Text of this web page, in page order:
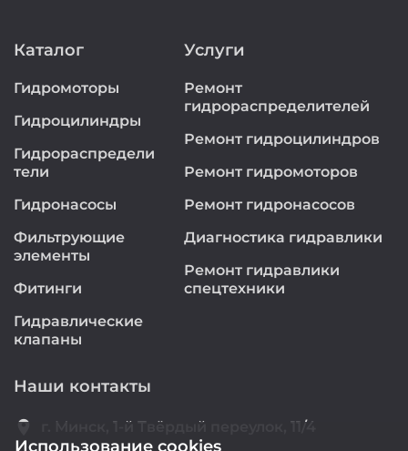
Каталог
Гидромоторы
Гидроцилиндры
Гидрораспредели
тели
Гидронасосы
Фильтрующие
элементы
Фитинги
Гидравлические
клапаны
Услуги
Ремонт
гидрораспределителей
Ремонт гидроцилиндров
Ремонт гидромоторов
Ремонт гидронасосов
Диагностика гидравлики
Ремонт гидравлики
спецтехники
Наши контакты
location_on г. Минск, 1-й Твёрдый переулок, 11/4
Использование cookies